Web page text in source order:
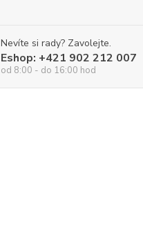
Nevíte si rady? Zavolejte.
Eshop: +421 902 212 007
od 8:00 - do 16:00 hod